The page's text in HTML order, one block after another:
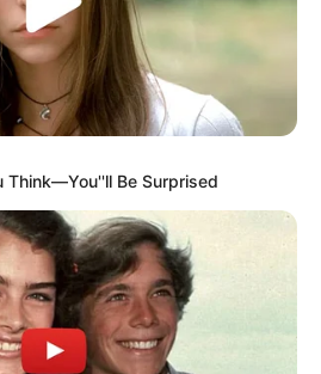
Think—You''ll Be Surprised